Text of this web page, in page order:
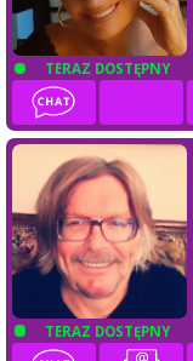
TERAZ DOSTĘPNY
TERAZ DOSTĘPNY